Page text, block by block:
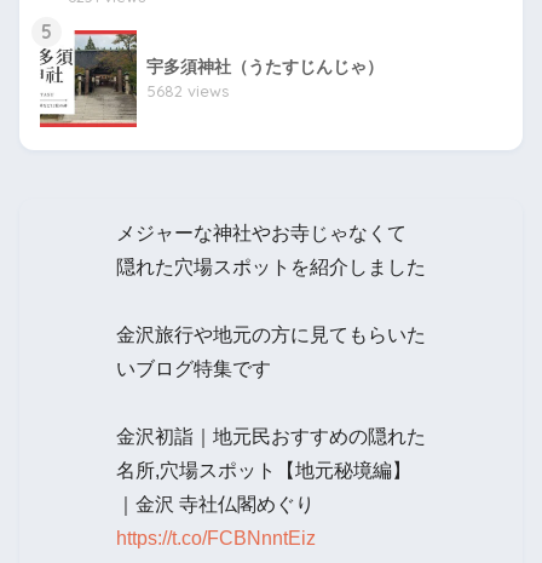
5
宇多須神社（うたすじんじゃ）
5682 views
メジャーな神社やお寺じゃなくて
隠れた穴場スポットを紹介しました
金沢旅行や地元の方に見てもらいた
いブログ特集です
金沢初詣｜地元民おすすめの隠れた
名所,穴場スポット【地元秘境編】
｜金沢 寺社仏閣めぐり
https://t.co/FCBNnntEiz